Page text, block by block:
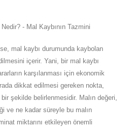
mal kaybı durumunda kaybolan
içerir. Yani, bir mal kaybı
karşılanması için ekonomik
dikkat edilmesi gereken nokta,
şekilde belirlenmesidir. Malın değeri,
ve ne kadar süreyle bu malın
miktarını etkileyen önemli